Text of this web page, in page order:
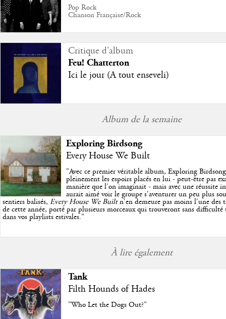
Pop Rock
Chanson Française/Rock
Critique d'album
Feu! Chatterton
Ici le jour (A tout enseveli)
Album de la semaine
Exploring Birdsong
Every House We Built
"Avec ce premier véritable album, Exploring
pleinement les espoirs placés en lui - peut-être pas
manière que l'on imaginait - mais avec une réussite
aurait aimé voir le groupe s'aventurer un peu plus
sentiers balisés, Every House We Builtn'en demeure pas moins l'une des
de cette année, porté par plusieurs morceaux qui trouveront sans difficulté
dans vos playlists estivales."
À lire également
Tank
Filth Hounds of Hades
"Who Let the Dogs Out?"